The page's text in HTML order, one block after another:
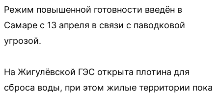
Режим повышенной готовности введён в
Самаре с 13 апреля в связи с паводковой
угрозой.
На Жигулёвской ГЭС открыта плотина для
сброса воды, при этом жилые территории пока